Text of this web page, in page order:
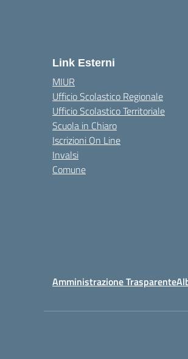
Link Esterni
MIUR
Ufficio Scolastico Regionale
Ufficio Scolastico Territoriale
Scuola in Chiaro
Iscrizioni On Line
Invalsi
Comune
Amministrazione Trasparente